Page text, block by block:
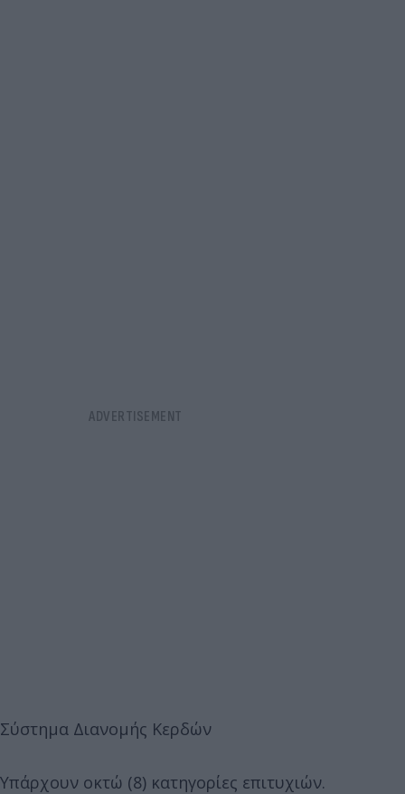
Σύστημα Διανομής Κερδών
Υπάρχουν οκτώ (8) κατηγορίες επιτυχιών.